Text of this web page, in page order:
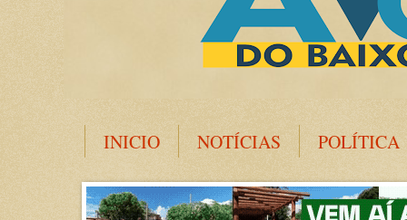
INICIO NOTÍCIAS POLÍTICA